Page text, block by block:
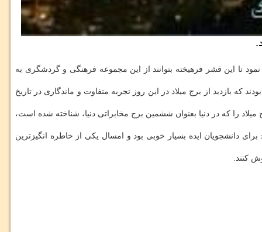
نمود تا این قشر فرهیخته بتوانند از این مجموعه فرهنگی و گردشگری به
كه بازدید از برج میلاد در این روز تجربه متفاوت و ماندگاری در تاریخ
میلاد را كه در دنیا بعنوان ششمین برج مخابراتی دنیا، شناخته شده است،
دانشجویان ایده بسیار خوبی بود و امسال یكی از خاطره انگیزترین
كنند.